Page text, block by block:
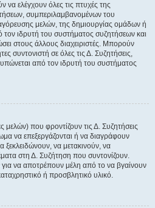
ελέγχουν όλες τις πτυχές της
συμπεριλαμβανομένων του
μελών, της δημιουργίας ομάδων ή
τον ιδρυτή του συστήματος συζητήσεων και
στους άλλους διαχειριστές. Μπορούν
συντονιστή σε όλες τις Δ. Συζητήσεις,
από τον ιδρυτή του συστήματος
μελών) που φροντίζουν τις Δ. Συζητήσεις
να επεξεργάζονται ή να διαγράφουν
ξεκλειδώνουν, να μετακινούν, να
στη Δ. Συζήτηση που συντονίζουν.
για να αποτρέπουν μέλη από το να βγαίνουν
ή προσβλητικό υλικό.